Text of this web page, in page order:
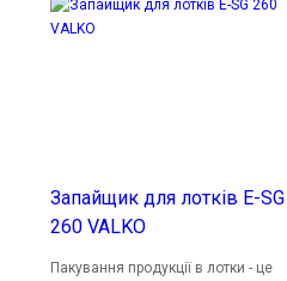
Запайщик для лотків E-SG
260 VALKO
Пакування продукції в лотки - це